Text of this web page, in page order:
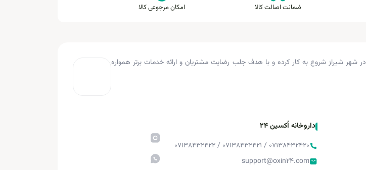
ضمانت اصالت کالا امکان مرجوعی کالا
داروخانه دکتر زرگری (داروخانه اکسین) از اواخر مرداد ماه ۱۳۹۸ در شهر شیراز شروع به کار کرده و با هدف جلب رضایت مشتریان و ارائه خدمات برتر همواره
داروخانه اُکسین 24
۰۷۱۳۸۴۳۲۴۲۰ / ۰۷۱۳۸۴۳۲۴۲۱ / ۰۷۱۳۸۴۳۲۴۲۲
support@oxin24.com